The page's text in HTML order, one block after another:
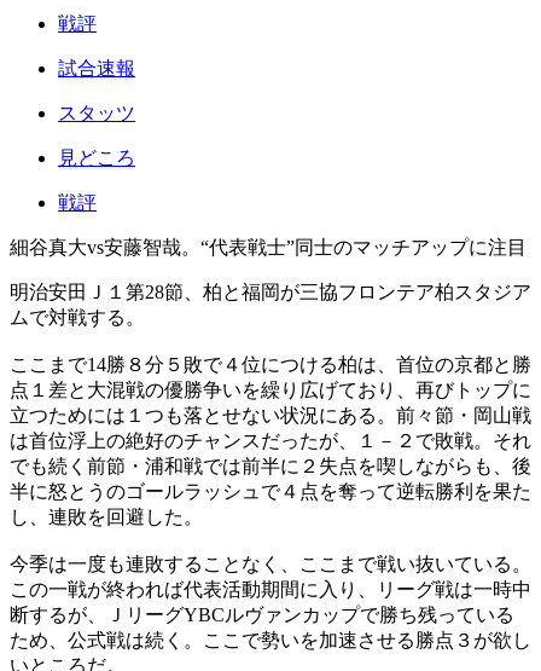
戦評
試合速報
スタッツ
見どころ
戦評
細谷真大vs安藤智哉。“代表戦士”同士のマッチアップに注目
明治安田Ｊ１第28節、柏と福岡が三協フロンテア柏スタジア
ムで対戦する。
ここまで14勝８分５敗で４位につける柏は、首位の京都と勝
点１差と大混戦の優勝争いを繰り広げており、再びトップに
立つためには１つも落とせない状況にある。前々節・岡山戦
は首位浮上の絶好のチャンスだったが、１－２で敗戦。それ
でも続く前節・浦和戦では前半に２失点を喫しながらも、後
半に怒とうのゴールラッシュで４点を奪って逆転勝利を果た
し、連敗を回避した。
今季は一度も連敗することなく、ここまで戦い抜いている。
この一戦が終われば代表活動期間に入り、リーグ戦は一時中
断するが、ＪリーグYBCルヴァンカップで勝ち残っている
ため、公式戦は続く。ここで勢いを加速させる勝点３が欲し
いところだ。